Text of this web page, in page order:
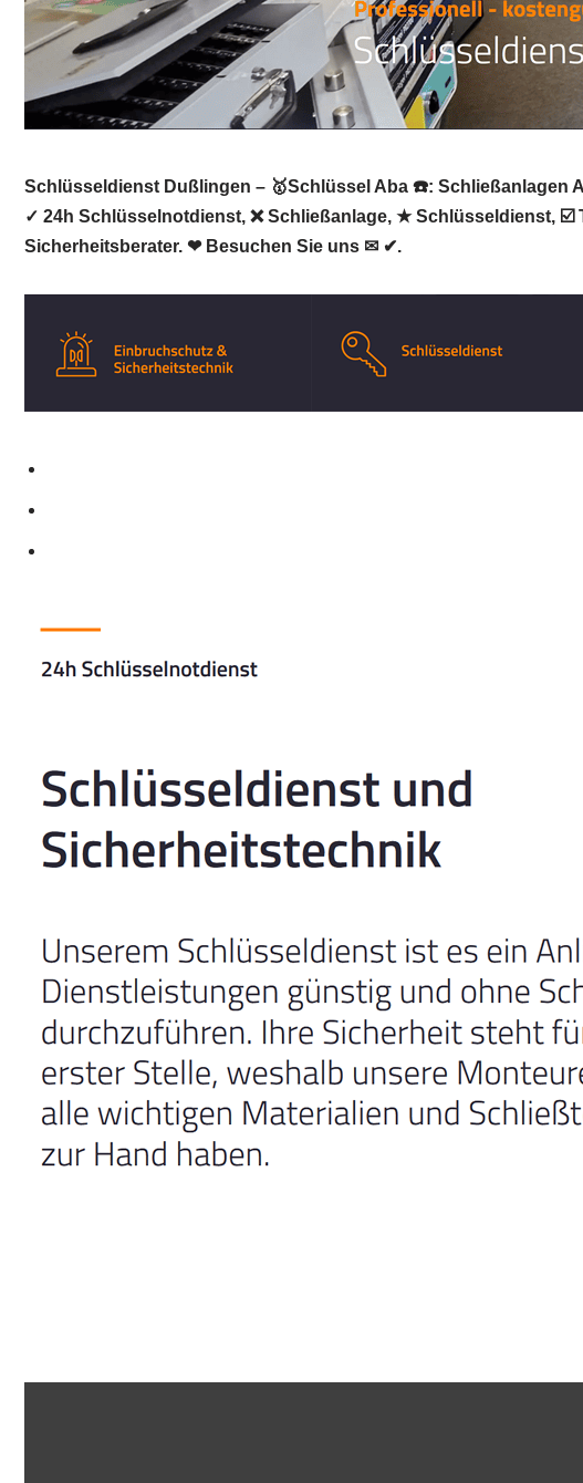
Schlüsseldienst Dußlingen – 🥇Schlüssel Aba ☎️: Schließanlagen
✓ 24h Schlüsselnotdienst, ❌ Schließanlage, ★ Schlüsseldienst,
Sicherheitsberater. ❤ Besuchen Sie uns ✉ ✔.